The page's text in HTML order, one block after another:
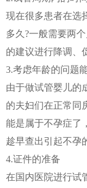
现在很多患者在选
多久?一般需要两
的建议进行降调、
3.考虑年龄的问题
由于做试管婴儿的
的夫妇们在正常同
能是属于不孕症了
趁早查出引起不孕
4.证件的准备
在国内医院进行试